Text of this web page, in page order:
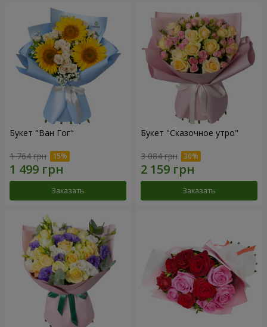
Букет "Ван Гог"
1 764 грн
Заказать
Букет "Сказочное утро"
3 084 грн
Заказать